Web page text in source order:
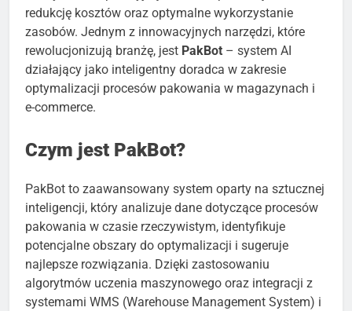
redukcję kosztów oraz optymalne wykorzystanie
zasobów. Jednym z innowacyjnych narzędzi, które
rewolucjonizują branżę, jest PakBot – system AI
działający jako inteligentny doradca w zakresie
optymalizacji procesów pakowania w magazynach i
e-commerce.
Czym jest PakBot?
PakBot to zaawansowany system oparty na sztucznej
inteligencji, który analizuje dane dotyczące procesów
pakowania w czasie rzeczywistym, identyfikuje
potencjalne obszary do optymalizacji i sugeruje
najlepsze rozwiązania. Dzięki zastosowaniu
algorytmów uczenia maszynowego oraz integracji z
systemami WMS (Warehouse Management System) i